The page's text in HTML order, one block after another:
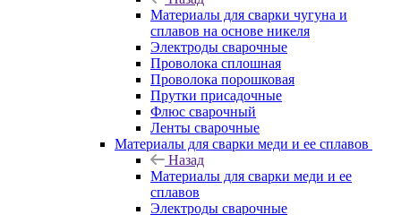
Материалы для сварки чугуна и
сплавов на основе никеля
Электроды сварочные
Проволока сплошная
Проволока порошковая
Прутки присадочные
Флюс сварочный
Ленты сварочные
Материалы для сварки меди и ее сплавов
Назад
Материалы для сварки меди и ее
сплавов
Электроды сварочные